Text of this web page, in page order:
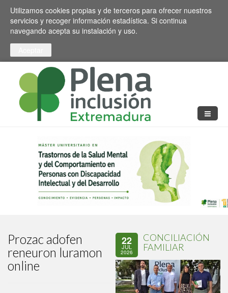
Pasar al contenido principal
Toggle high contrast
Utilizamos cookies propias y de terceros para ofrecer nuestros
servicios y recoger información estadística. Si continua
navegando acepta su instalación y uso.
Prozac adofen
reneuron luramon
online
22
JUL
2026
CONCILIACIÓN
FAMILIAR